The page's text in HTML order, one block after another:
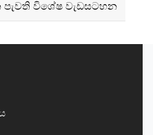
පැවති විශේෂ වැඩසටහන